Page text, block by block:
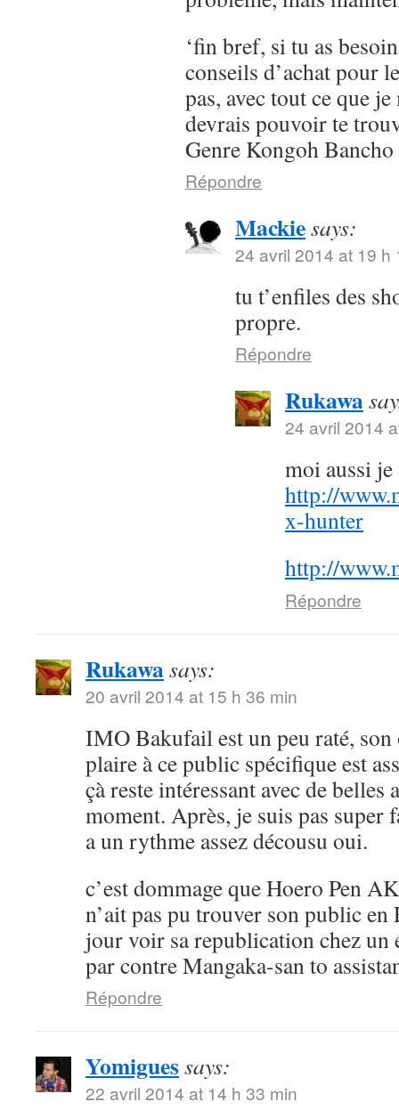
‘fin bref, si tu as
conseils d’achat pour
pas, avec tout ce que
devrais pouvoir te
Genre Kongoh Bancho
Répondre
Mackiesays:
24 avril 2014 at 19 h
tu t’enfiles des
propre.
Répondre
Rukawa
24 avril 2014
moi aussi
http://
x-hunter
http://
Répondre
Rukawasays:
20 avril 2014 at 15 h 36 min
IMO Bakufail est un peu raté,
plaire à ce public spécifique est
çà reste intéressant avec de belles
moment. Après, je suis pas super
a un rythme assez décousu oui.
c’est dommage que Hoero Pen
n’ait pas pu trouver son public en
jour voir sa republication chez un
par contre Mangaka-san to
Répondre
Yomiguessays:
22 avril 2014 at 14 h 33 min